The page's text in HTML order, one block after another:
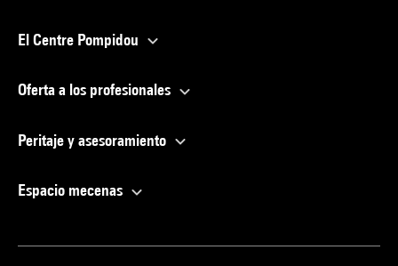
El Centre Pompidou
Oferta a los profesionales
Peritaje y asesoramiento
Espacio mecenas